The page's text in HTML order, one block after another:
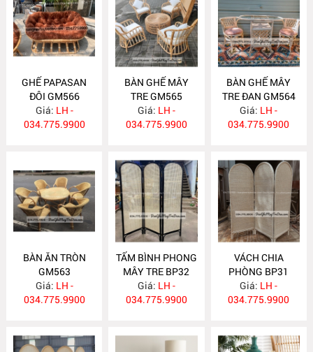
GHẾ PAPASAN
ĐÔI GM566
Giá: LH -
034.775.9900
BÀN GHẾ MÂY
TRE GM565
Giá: LH -
034.775.9900
BÀN GHẾ MÂY
TRE ĐAN GM564
Giá: LH -
034.775.9900
BÀN ĂN TRÒN
GM563
Giá: LH -
034.775.9900
TẤM BÌNH PHONG
MÂY TRE BP32
Giá: LH -
034.775.9900
VÁCH CHIA
PHÒNG BP31
Giá: LH -
034.775.9900